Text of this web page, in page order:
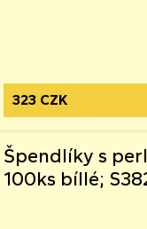
323 CZK
Špendlíky s
100ks bíllé;